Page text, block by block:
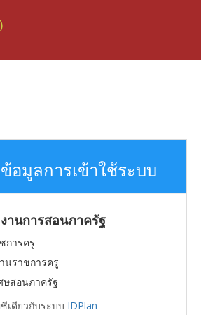
อมูลการเข้าใช้ระบบ
านการสอนภาครัฐ
การครู
นราชการครู
ษสอนภาครัฐ
เดียวกับระบบ IDPlan